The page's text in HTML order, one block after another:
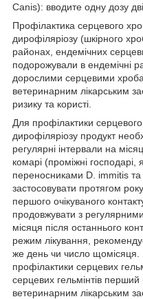
Canis): вводите одну дозу
Профілактика серцевого
дирофіляріозу (шкірного
районах, ендемічних
подорожували в ендемічні
дорослими серцевими
ветеринарним лікарським
ризику та користі.
Для профілактики
дирофіляріозу продукт
регулярні інтервали на
комарі (проміжні господарі,
переносниками D. immitis
застосовувати протягом
першого очікуваного
продовжувати з
місяця після останнього
режим лікування,
же день чи число щомісяця.
профілактики серцевих
серцевих гельмінтів перший
ветеринарним лікарським